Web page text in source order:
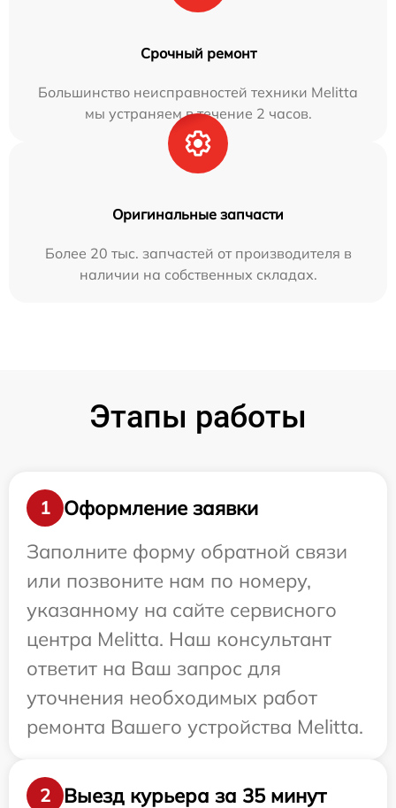
Срочный ремонт
Большинство неисправностей техники Melitta
мы устраняем в течение 2 часов.
Оригинальные запчасти
Более 20 тыс. запчастей от производителя в
наличии на собственных складах.
Этапы работы
1
Оформление заявки
Заполните форму обратной связи
или позвоните нам по номеру,
указанному на сайте сервисного
центра Melitta. Наш консультант
ответит на Ваш запрос для
уточнения необходимых работ
ремонта Вашего устройства Melitta.
2 Выезд курьера за 35 минут